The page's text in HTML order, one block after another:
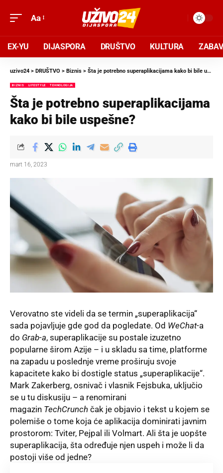
Aa
EX-YU DIJASPORA DRUŠTVO KULTURA
uzivo24 > DRUŠTVO > Biznis > Šta je potrebno superaplikacijama kako bi bile uspešne?
BIZNIS LIFESTYLE TEHNOLOGIJA
Šta je potrebno superaplikacijama
kako bi bile uspešne?
mart 16, 2023
Verovatno ste videli da se termin „superaplikacija“
sada pojavljuje gde god da pogledate. Od WeChat-a
do Grab-a, superaplikacije su postale izuzetno
popularne širom Azije – i u skladu sa time, platforme
na zapadu u poslednje vreme proširuju svoje
kapacitete kako bi dostigle status „superaplikacije“.
Mark Zakerberg, osnivač i vlasnik Fejsbuka, uključio
se u tu diskusiju – a renomirani
magazin TechCrunch čak je objavio i tekst u kojem se
polemiše o tome koja će aplikacija dominirati javnim
prostorom: Tviter, Pejpal ili Volmart. Ali šta je uopšte
superaplikacija, šta određuje njen uspeh i može li da
postoji više od jedne?